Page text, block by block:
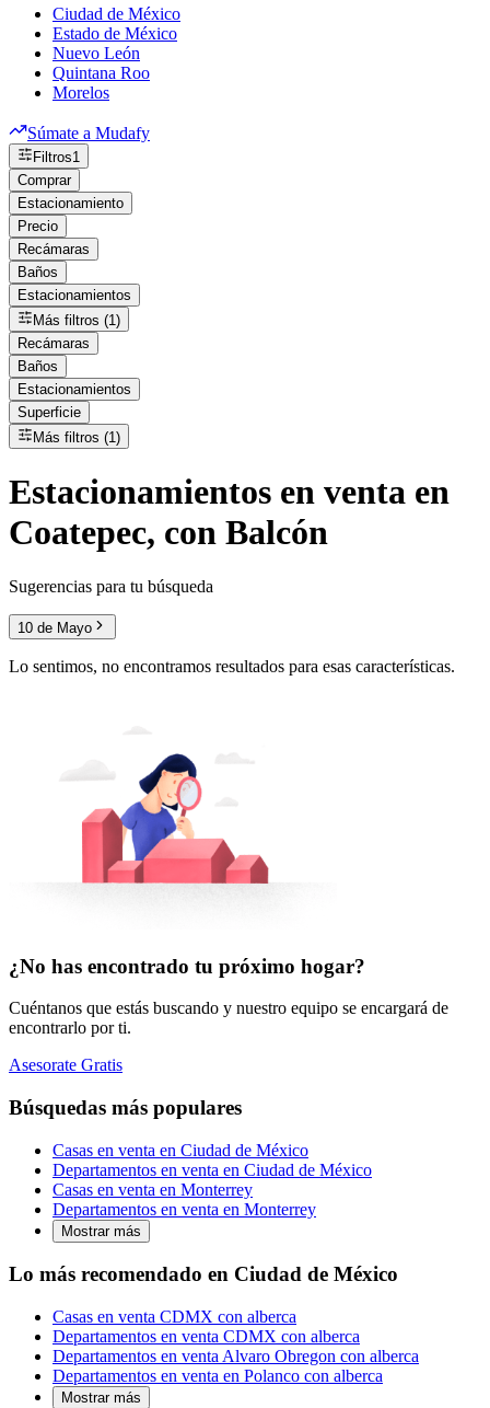
Ciudad de México
Estado de México
Nuevo León
Quintana Roo
Morelos
Súmate a Mudafy
Filtros1
Comprar
Estacionamiento
Precio
Recámaras
Baños
Estacionamientos
Más filtros (1)
Recámaras
Baños
Estacionamientos
Superficie
Más filtros (1)
Estacionamientos en venta en
Coatepec, con Balcón
Sugerencias para tu búsqueda
10 de Mayo
Lo sentimos, no encontramos resultados para esas características.
¿No has encontrado tu próximo hogar?
Cuéntanos que estás buscando y nuestro equipo se encargará de
encontrarlo por ti.
Asesorate Gratis
Búsquedas más populares
Casas en venta en Ciudad de México
Departamentos en venta en Ciudad de México
Casas en venta en Monterrey
Departamentos en venta en Monterrey
Mostrar más
Lo más recomendado en Ciudad de México
Casas en venta CDMX con alberca
Departamentos en venta CDMX con alberca
Departamentos en venta Alvaro Obregon con alberca
Departamentos en venta en Polanco con alberca
Mostrar más